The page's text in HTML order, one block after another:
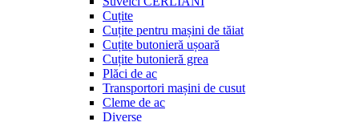
Cuțite
Cuțite pentru mașini de tăiat
Cuțite butonieră ușoară
Cuțite butonieră grea
Plăci de ac
Transportori mașini de cusut
Cleme de ac
Diverse